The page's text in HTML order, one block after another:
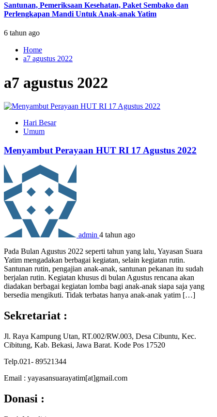
Santunan, Pemeriksaan Kesehatan, Paket Sembako dan
Perlengkapan Mandi Untuk Anak-anak Yatim
6 tahun ago
Home
a7 agustus 2022
a7 agustus 2022
Hari Besar
Umum
Menyambut Perayaan HUT RI 17 Agustus 2022
admin 4 tahun ago
Pada Bulan Agustus 2022 seperti tahun yang lalu, Yayasan Suara
Yatim mengadakan berbagai kegiatan, selain kegiatan rutin.
Santunan rutin, pengajian anak-anak, santunan pekanan itu sudah
berjalan rutin. Kegiatan khusus di bulan Agustus rencana akan
diadakan berbagai kegiatan lomba bagi anak-anak siapa saja yang
bersedia mengikuti. Tidak terbatas hanya anak-anak yatim […]
Sekretariat :
Jl. Raya Kampung Utan, RT.002/RW.003, Desa Cibuntu, Kec.
Cibitung, Kab. Bekasi, Jawa Barat. Kode Pos 17520
Telp.021- 89521344
Email : yayasansuarayatim[at]gmail.com
Donasi :